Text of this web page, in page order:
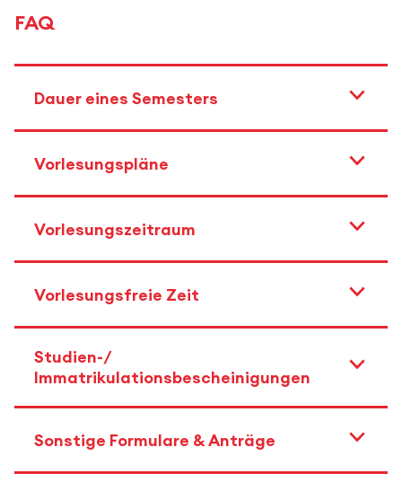
FAQ
Dauer eines Semesters
Vorlesungspläne
Vorlesungszeitraum
Vorlesungsfreie Zeit
Studien-/
Immatrikulationsbescheinigungen
Sonstige Formulare & Anträge